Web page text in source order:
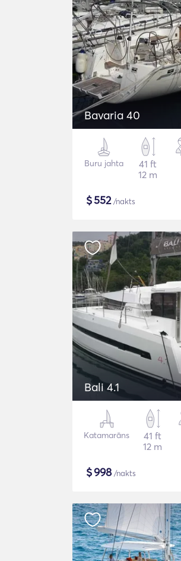
Bavaria 40
Buru jahta
41 ft
12 m
$552/nakts
Bali 4.1
Katamarāns
41 ft
12 m
$998/nakts